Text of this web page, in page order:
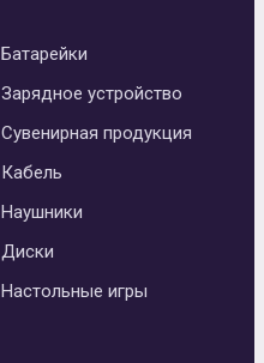
Батарейки
Зарядное устройство
Сувенирная продукция
Кабель
Наушники
Диски
Настольные игры